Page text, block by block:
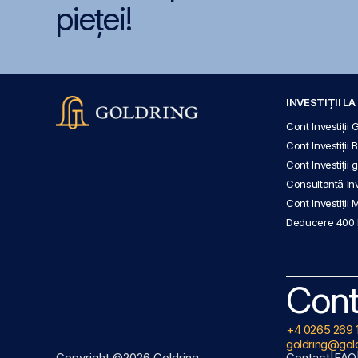
pieței!
INVESTIȚII LA
Cont Investiții
Cont Investiții
Cont Investiții
Consultanță
Cont Investiții
Deducere 400
+4 0265 269